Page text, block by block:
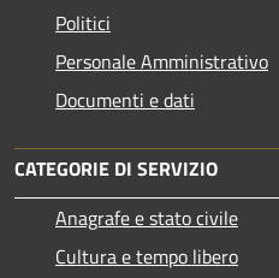
Politici
Personale Amministrativo
Documenti e dati
CATEGORIE DI SERVIZIO
Anagrafe e stato civile
Cultura e tempo libero